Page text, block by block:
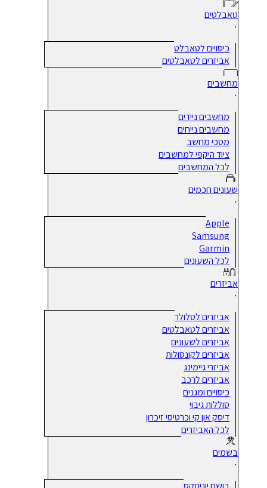
טאבלטים
כיסויים לטאבלט
אביזרים לטאבלטים
מחשבים
מחשבים ניידים
מחשבים נייחים
מסכי מחשב
ציוד היקפי למחשבים
לכל המחשבים
שעונים חכמים
Apple
Samsung
Garmin
לכל השעונים
אביזרים
אביזרים לסלולר
אביזרים לטאבלטים
אביזרים לשעונים
אביזרים לקונסולות
אביזרי גיימינג
אביזרים לרכב
כיסויים ומגנים
סוללות גיבוי
דיסק און קי וכרטיסי זיכרון
לכל האביזרים
בשמים